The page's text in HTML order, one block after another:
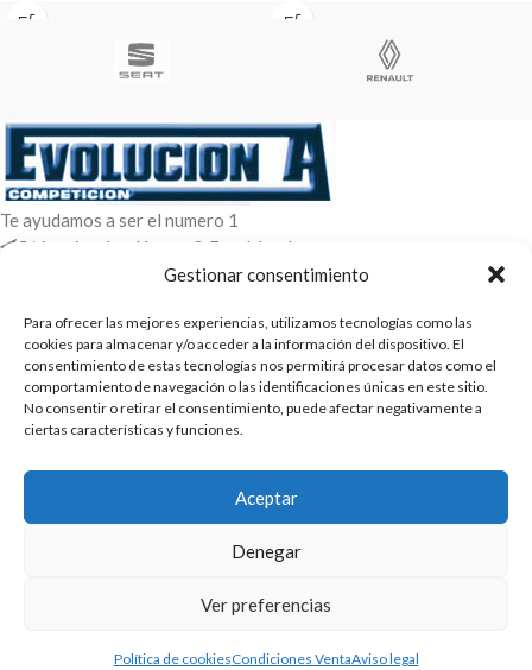
Gestionar consentimiento
Para ofrecer las mejores experiencias, utilizamos tecnologías como las
cookies para almacenar y/o acceder a la información del dispositivo. El
consentimiento de estas tecnologías nos permitirá procesar datos como el
comportamiento de navegación o las identificaciones únicas en este sitio.
No consentir o retirar el consentimiento, puede afectar negativamente a
ciertas características y funciones.
Aceptar
Denegar
Ver preferencias
Política de cookiesCondiciones VentaAviso legal
Te ayudamos a ser el numero 1
C/ Arquimedes 61 nave 2. Fuenlabrada
WhatsApp +34 670604426
ENTRADAS RECIENTES
POLÍTICAS
2025 | Evolucion-A Competicion: Fabricación y distribución,
comercialización de repuestos para automóvil